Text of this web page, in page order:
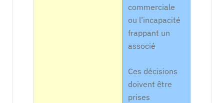
commerciale
ou l’incapacité
frappant un
associé
Ces décisions
doivent être
prises